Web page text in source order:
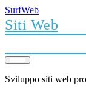
SurfWeb
Siti Web
Sviluppo siti web